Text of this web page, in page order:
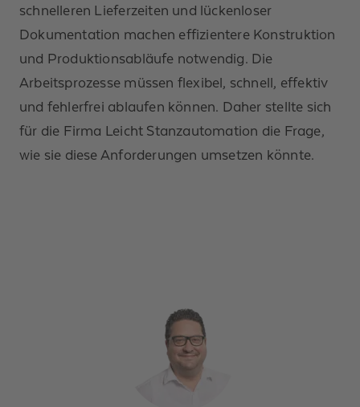
schnelleren Lieferzeiten und lückenloser
Dokumentation machen effizientere Konstruktion
und Produktionsabläufe notwendig. Die
Arbeitsprozesse müssen flexibel, schnell, effektiv
und fehlerfrei ablaufen können. Daher stellte sich
für die Firma Leicht Stanzautomation die Frage,
wie sie diese Anforderungen umsetzen könnte.